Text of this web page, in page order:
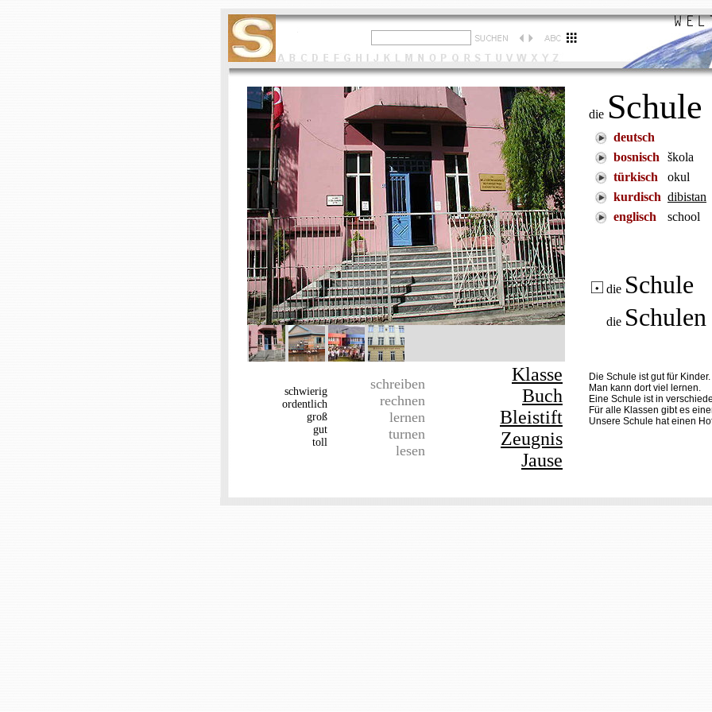
die Schule
deutsch
bosnisch
škola
türkisch
okul
kurdisch dibistan
englisch
school
die Schule
die Schulen
schwierig
ordentlich
groß
gut
toll
schreiben
rechnen
lernen
turnen
lesen
Klasse
Buch
Bleistift
Zeugnis
Jause
Die Schule ist gut für Kinder.
Man kann dort viel lernen.
Eine Schule ist in
Für alle Klassen gibt es
Unsere Schule hat einen